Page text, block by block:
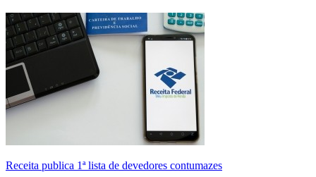
Receita publica 1ª lista de devedores contumazes